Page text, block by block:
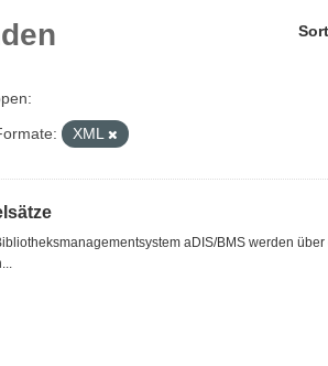
XML
aDIS/BMS werden